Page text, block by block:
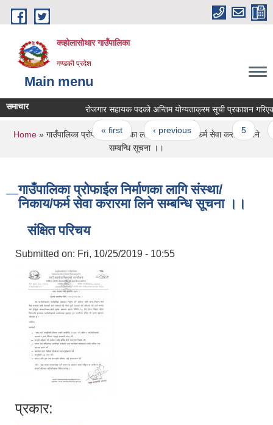
Skip to main content
क्व्होलासोथार गाउँपालिका
गण्डकी प्रदेश
Main menu
समाचार रोजगार सहायक पदको अन्तिम योग्यताक्रम सूची प्रकाशन गरिएको
Pages
« first ‹ previous … 5
You are here
Home » गाउँपालिका प्रोफाईल निर्माणका लागि संस्था/निकाय/फर्म सेवा करारमा लिने
सम्बन्धि सूचना ।।
गाउँपालिका प्रोफाईल निर्माणका लागि संस्था/
निकाय/फर्म सेवा करारमा लिने सम्बन्धि सूचना ।।
संक्षित परिचय
Submitted on: Fri, 10/25/2019 - 10:55
प्रकार: